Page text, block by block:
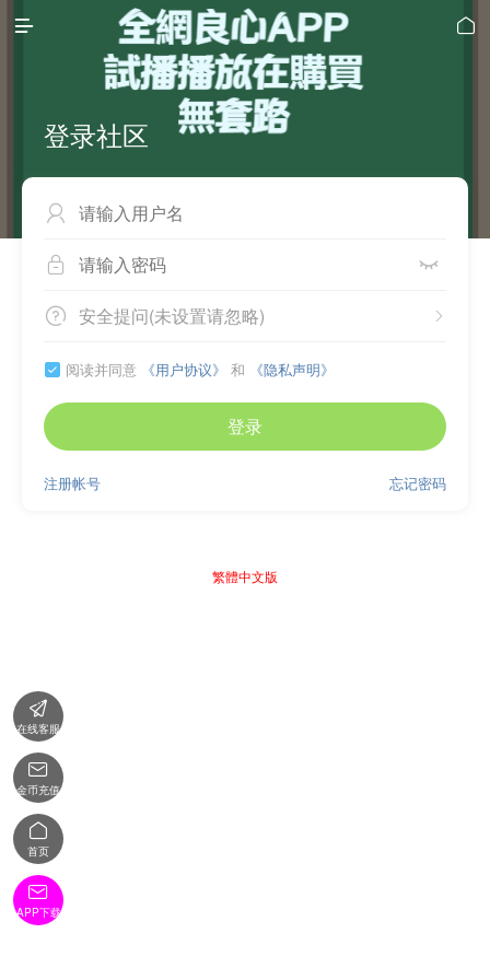
 
登录社区

 
 
安全提问(未设置请忽略)
 阅读并同意 《用户协议》 和 《隐私声明》
登录
忘记密码
注册帐号
繁體中文版

在线客服

金币充值

首页

APP下载